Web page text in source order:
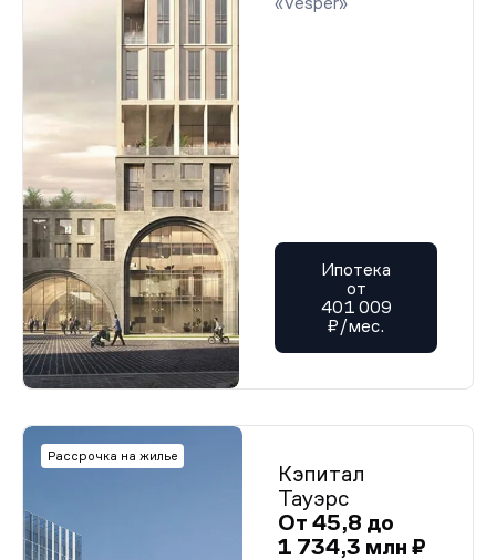
Ипотека
от
401 009
₽/мес.
Рассрочка на жилье
Кэпитал
Тауэрс
От 45,8 до
1 734,3 млн ₽